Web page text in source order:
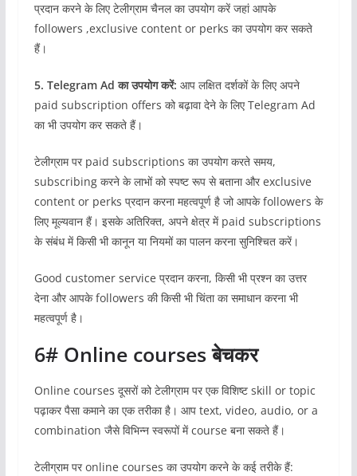
प्रदान करने के लिए टेलीग्राम चैनल का उपयोग करें जहां आपके
followers ,exclusive content or perks का उपयोग कर सकते
हैं।
5. Telegram Ad का उपयोग करें: आप लक्षित दर्शकों के लिए अपने
paid subscription offers को बढ़ावा देने के लिए Telegram Ad
का भी उपयोग कर सकते हैं।
टेलीग्राम पर paid subscriptions का उपयोग करते समय,
subscribing करने के लाभों को स्पष्ट रूप से बताना और exclusive
content or perks प्रदान करना महत्वपूर्ण है जो आपके followers के
लिए मूल्यवान हैं। इसके अतिरिक्त, अपने क्षेत्र में paid subscriptions
के संबंध में किसी भी कानून या नियमों का पालन करना सुनिश्चित करें।
Good customer service प्रदान करना, किसी भी प्रश्न का उत्तर
देना और आपके followers की किसी भी चिंता का समाधान करना भी
महत्वपूर्ण है।
6# Online courses बेचकर
Online courses दूसरों को टेलीग्राम पर एक विशिष्ट skill or topic
पढ़ाकर पैसा कमाने का एक तरीका है। आप text, video, audio, or a
combination जैसे विभिन्न स्वरूपों में course बना सकते हैं।
टेलीग्राम पर online courses का उपयोग करने के कई तरीके हैं: